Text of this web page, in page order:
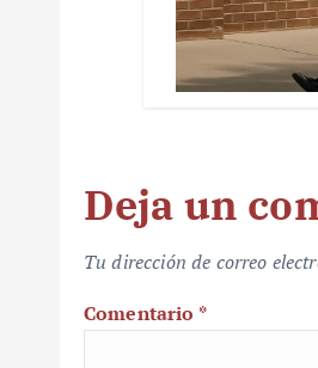
Deja un
Tu dirección de correo
Comentario *